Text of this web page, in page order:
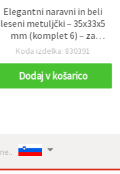
Elegantni naravni in beli
leseni metuljčki – 35x33x5
mm (komplet 6) – za
ustvarjalne hobby craft
ročno izdelana darila
Koda izdelka: 830391
Dodaj v košarico